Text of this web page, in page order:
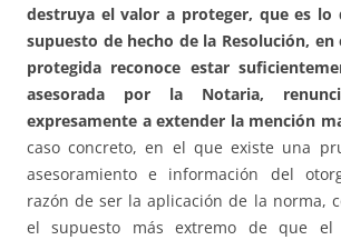
destruya el valor a proteger, que es lo
supuesto de hecho de la Resolución,
protegida reconoce estar
asesorada por la Notaria,
expresamente a extender la mención
caso concreto, en el que existe una
asesoramiento e información del
razón de ser la aplicación de la norma,
el supuesto más extremo de que el